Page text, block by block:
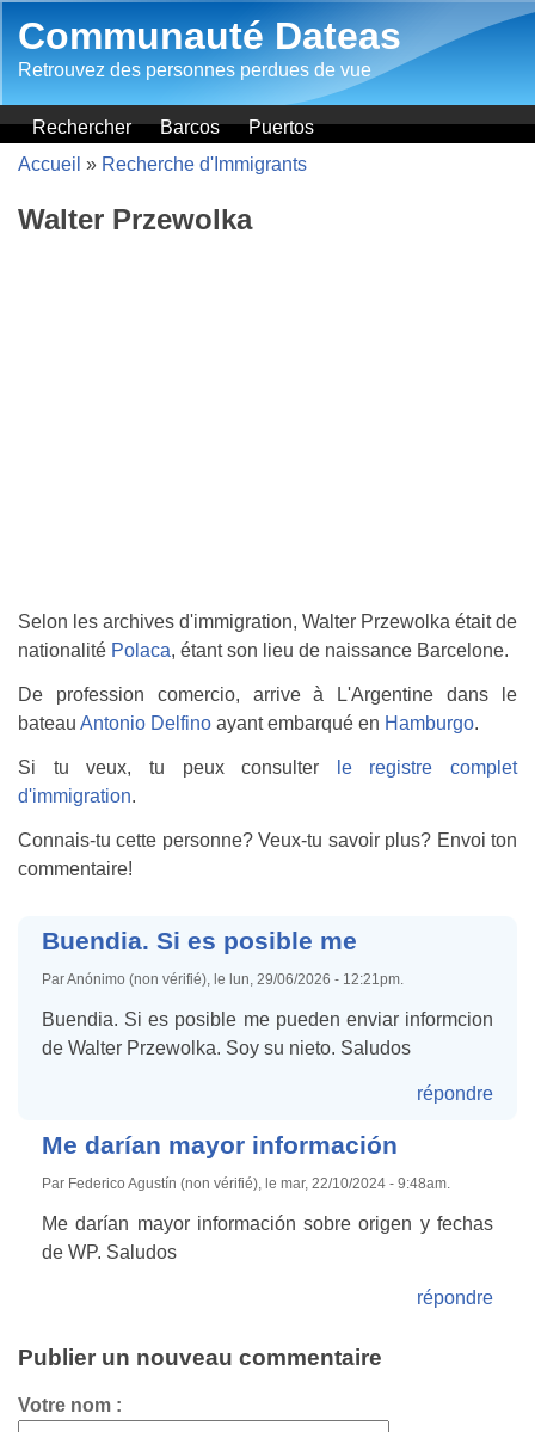
Communauté Dateas
Retrouvez des personnes perdues de vue
Rechercher Barcos
Puertos
Accueil » Recherche d'Immigrants
Walter Przewolka
Selon les archives d'immigration, Walter Przewolka était de
nationalité Polaca, étant son lieu de naissance Barcelone.
De profession comercio, arrive à L'Argentine dans le
bateau Antonio Delfino ayant embarqué en Hamburgo.
Si tu veux, tu peux consulter
le registre complet
d'immigration.
Connais-tu cette personne? Veux-tu savoir plus? Envoi ton
commentaire!
Buendia. Si es posible me
Par Anónimo (non vérifié), le lun, 29/06/2026 - 12:21pm.
Buendia. Si es posible me pueden enviar informcion
de Walter Przewolka. Soy su nieto. Saludos
répondre
Me darían mayor información
Par Federico Agustín (non vérifié), le mar, 22/10/2024 - 9:48am.
Me darían mayor información sobre origen y fechas
de WP. Saludos
répondre
Publier un nouveau commentaire
Votre nom :